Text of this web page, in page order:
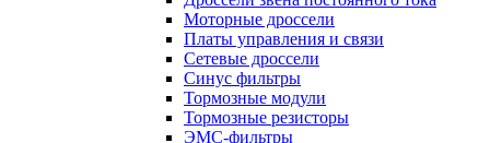
Моторные дроссели
Платы управления и связи
Сетевые дроссели
Синус фильтры
Тормозные модули
Тормозные резисторы
ЭМС-фильтры